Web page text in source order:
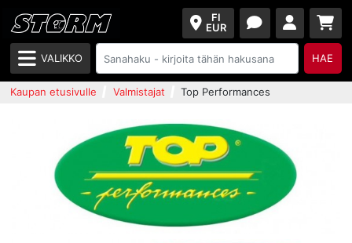
FI
EUR
VALIKKO HAE
Kaupan etusivulle Valmistajat Top Performances